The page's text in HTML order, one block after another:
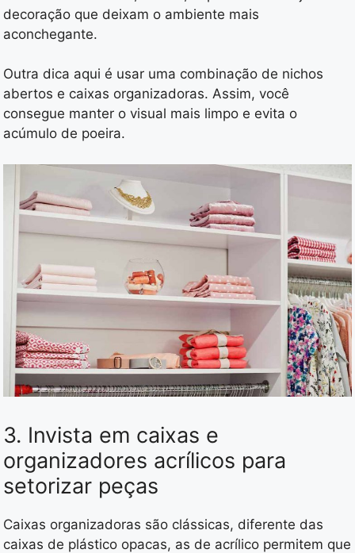
decoração que deixam o ambiente mais
aconchegante.
Outra dica aqui é usar uma combinação de nichos
abertos e caixas organizadoras. Assim, você
consegue manter o visual mais limpo e evita o
acúmulo de poeira.
3. Invista em caixas e
organizadores acrílicos para
setorizar peças
Caixas organizadoras são clássicas, diferente das
caixas de plástico opacas, as de acrílico permitem que